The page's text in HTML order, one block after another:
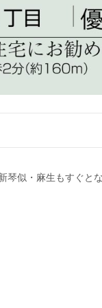
琴似・麻生もすぐと